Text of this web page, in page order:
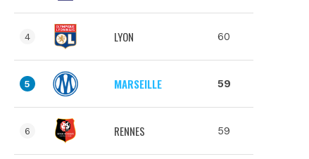
4 LYON 60
5 MARSEILLE 59
6 RENNES 59